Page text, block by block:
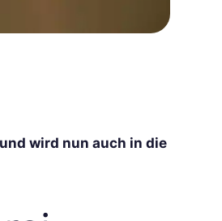
wird nun auch in die